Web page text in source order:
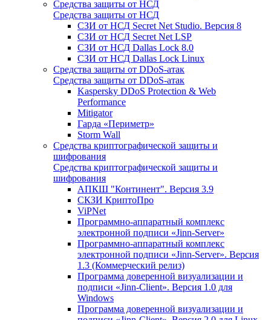
Средства защиты от НСД
Средства защиты от НСД
СЗИ от НСД Secret Net Studio. Версия 8
СЗИ от НСД Secret Net LSP
СЗИ от НСД Dallas Lock 8.0
СЗИ от НСД Dallas Lock Linux
Средства защиты от DDoS-атак
Средства защиты от DDoS-атак
Kaspersky DDoS Protection & Web
Performance
Mitigator
Гарда «Периметр»
Storm Wall
Средства криптографической защиты и
шифрования
Средства криптографической защиты и
шифрования
АПКШ "Континент". Версия 3.9
СКЗИ КриптоПро
ViPNet
Программно-аппаратный комплекс
электронной подписи «Jinn-Server»
Программно-аппаратный комплекс
электронной подписи «Jinn-Server». Версия
1.3 (Коммерческий релиз)
Программа доверенной визуализации и
подписи «Jinn-Client». Версия 1.0 для
Windows
Программа доверенной визуализации и